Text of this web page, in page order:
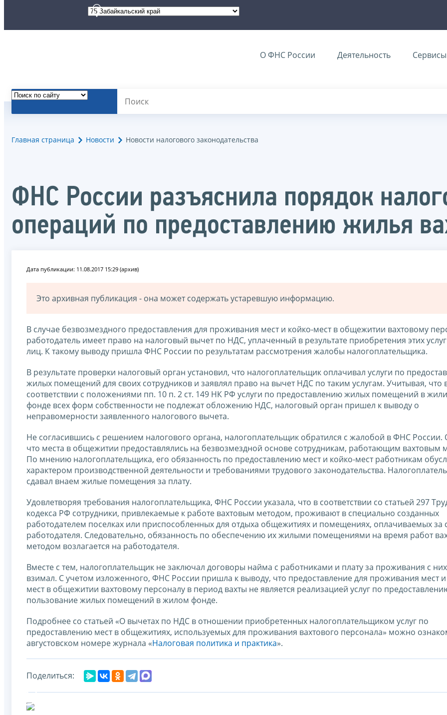
О ФНС России Деятельность Сервисы
Главная страница Новости Новости налогового законодательства
ФНС России разъяснила порядок
операций по предоставлению жилья
Дата публикации: 11.08.2017 15:29 (архив)
Это архивная публикация - она может содержать устаревшую информацию.
В случае безвозмездного предоставления для проживания мест и койко-мест в общежитии вахтовому
работодатель имеет право на налоговый вычет по НДС, уплаченный в результате приобретения этих услуг
лиц. К такому выводу пришла ФНС России по результатам рассмотрения жалобы налогоплательщика.
В результате проверки налоговый орган установил, что налогоплательщик оплачивал услуги по
жилых помещений для своих сотрудников и заявлял право на вычет НДС по таким услугам. Учитывая, что
соответствии с положениями пп. 10 п. 2 ст. 149 НК РФ услуги по предоставлению жилых помещений в
фонде всех форм собственности не подлежат обложению НДС, налоговый орган пришел к выводу о
неправомерности заявленного налогового вычета.
Не согласившись с решением налогового органа, налогоплательщик обратился с жалобой в ФНС России.
что места в общежитии предоставлялись на безвозмездной основе сотрудникам, работающим вахтовым
По мнению налогоплательщика, его обязанность по предоставлению мест и койко-мест работникам
характером производственной деятельности и требованиями трудового законодательства.
сдавал внаем жилые помещения за плату.
Удовлетворяя требования налогоплательщика, ФНС России указала, что в соответствии со статьей 297
кодекса РФ сотрудники, привлекаемые к работе вахтовым методом, проживают в специально созданных
работодателем поселках или приспособленных для отдыха общежитиях и помещениях, оплачиваемых за
работодателя. Следовательно, обязанность по обеспечению их жилыми помещениями на время работ
методом возлагается на работодателя.
Вместе с тем, налогоплательщик не заключал договоры найма с работниками и плату за проживания с
взимал. С учетом изложенного, ФНС России пришла к выводу, что предоставление для проживания мест
мест в общежитии вахтовому персоналу в период вахты не является реализацией услуг по
пользование жилых помещений в жилом фонде.
Подробнее со статьей «О вычетах по НДС в отношении приобретенных налогоплательщиком услуг по
предоставлению мест в общежитиях, используемых для проживания вахтового персонала» можно
августовском номере журнала «Налоговая политика и практика».
Поделиться: